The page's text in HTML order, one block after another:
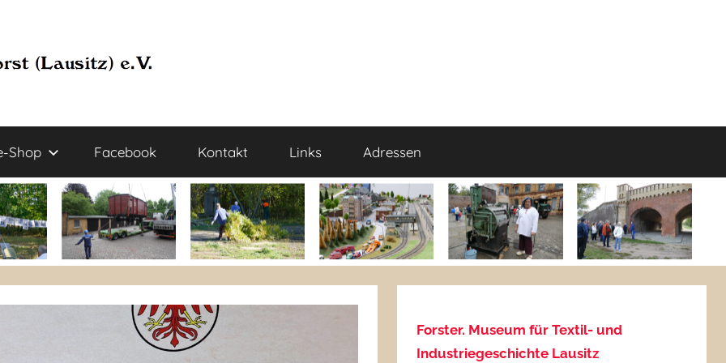
Shop Facebook Kontakt Links Adressen
Forster. Museum für Textil- und
Industriegeschichte Lausitz